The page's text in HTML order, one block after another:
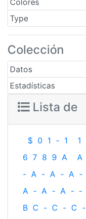
Colores
Type
Colección
Datos
Estadísticas
Lista de
$ 0 1 - 1 1
6 7 8 9 A A
- A - A - A -
A - A - A - ‐
B C - C - C -